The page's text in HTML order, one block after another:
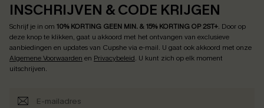
INSCHRIJVEN & CODE KRIJGEN
Schrijf je in om 10% KORTING GEEN MIN. & 15% KORTING OP 2ST+. Door op
deze knop te klikken, gaat u akkoord met het ontvangen van exclusieve
aanbiedingen en updates van Cupshe via e-mail. U gaat ook akkoord met onze
Algemene Voorwaarden en Privacybeleid. U kunt zich op elk moment
uitschrijven.